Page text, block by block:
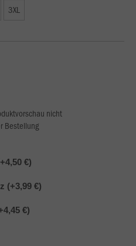
3XL
nicht
Bestellung
€)
(+3,99 €)
€)